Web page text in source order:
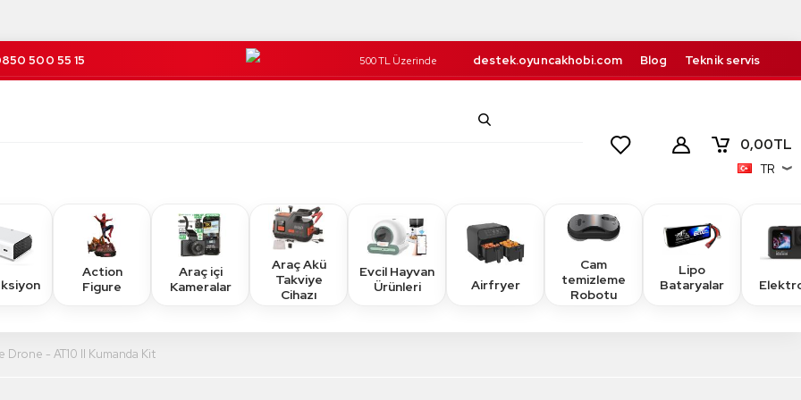
500 55 15 500 TL Üzerinde destek.oyuncakhobi.com Blog Teknik servis
0,00TL
TR
Action
Figure
Araç içi
Kameralar
Araç Akü
Takviye
Cihazı
Evcil Hayvan
Ürünleri
Airfryer
Cam
temizleme
Robotu
Lipo
Bataryalar
- AT10 II Kumanda Kit